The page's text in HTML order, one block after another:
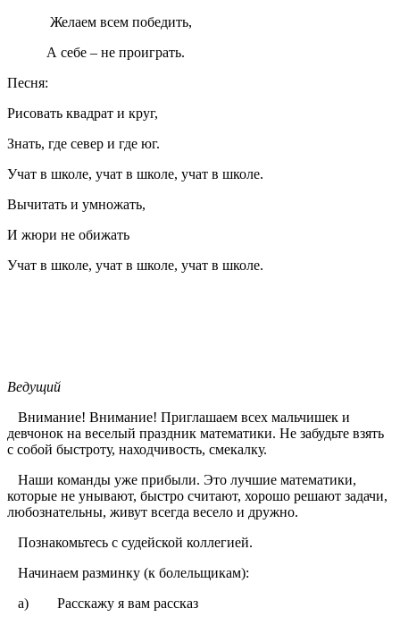
Желаем всем победить,
А себе – не проиграть.
Песня:
Рисовать квадрат и круг,
Знать, где север и где юг.
Учат в школе, учат в школе, учат в школе.
Вычитать и умножать,
И жюри не обижать
Учат в школе, учат в школе, учат в школе.
Ведущий
Внимание! Внимание! Приглашаем всех мальчишек и
девчонок на веселый праздник математики. Не забудьте взять
с собой быстроту, находчивость, смекалку.
Наши команды уже прибыли. Это лучшие математики,
которые не унывают, быстро считают, хорошо решают задачи,
любознательны, живут всегда весело и дружно.
Познакомьтесь с судейской коллегией.
Начинаем разминку (к болельщикам):
а) Расскажу я вам рассказ